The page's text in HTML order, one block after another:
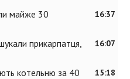
16:37
майже 30
16:07
прикарпатця,
15:18
котельню за 40